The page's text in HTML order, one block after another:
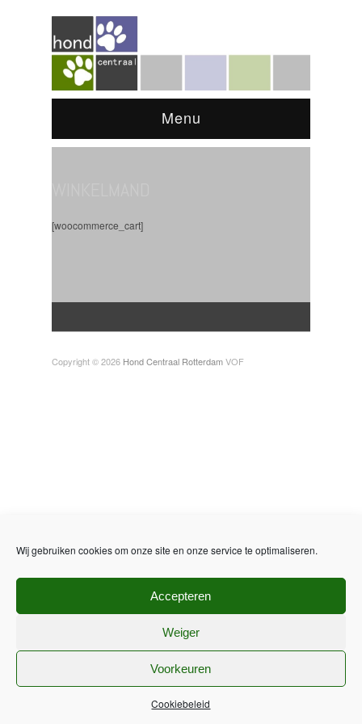
Wij gebruiken cookies om onze site en onze service te optimaliseren.
Accepteren
Weiger
Voorkeuren
Cookiebeleid
Menu
[woocommerce_cart]
Copyright © 2026 Hond Centraal RotterdamVOF